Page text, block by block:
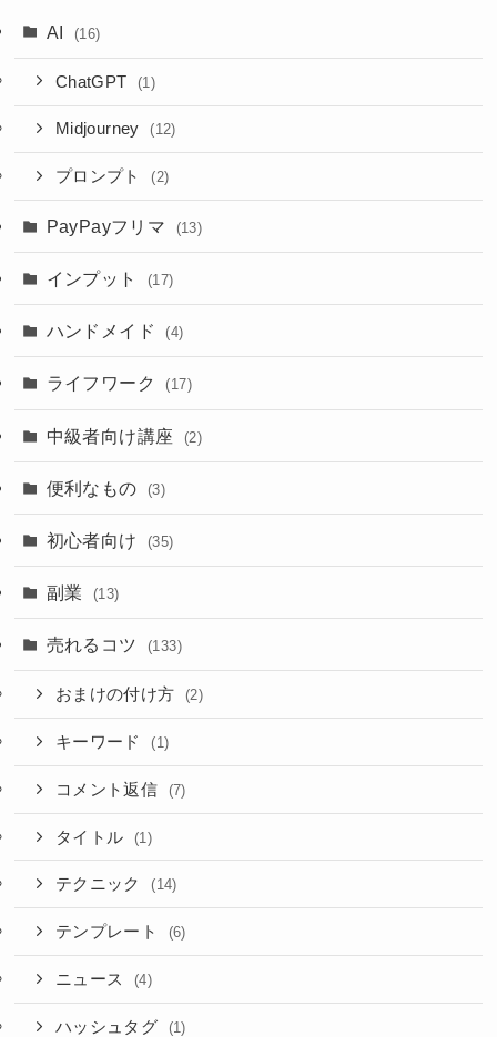
AI (16)
ChatGPT (1)
Midjourney (12)
プロンプト (2)
PayPayフリマ (13)
インプット (17)
ハンドメイド (4)
ライフワーク (17)
中級者向け講座 (2)
便利なもの (3)
初心者向け (35)
副業 (13)
売れるコツ (133)
おまけの付け方 (2)
キーワード (1)
コメント返信 (7)
タイトル (1)
テクニック (14)
テンプレート (6)
ニュース (4)
ハッシュタグ (1)